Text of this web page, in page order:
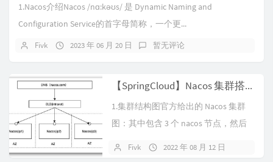
1.Nacos介绍Nacos /nɑ:kəʊs/ 是 Dynamic Naming and
Configuration Service的⾸字⺟简称，⼀个更...
Fivk 2023 年 06 月 20 日 暂无评论
【SpringCloud】Nacos 集群搭建
1.集群结构图官方给出的 Nacos 集群
图：其中包含 3 个 nacos 节点，然后
Fivk 2022 年 08 月 12 日